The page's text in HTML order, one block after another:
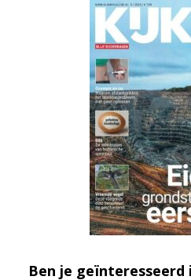
Ben je geïnteresseerd